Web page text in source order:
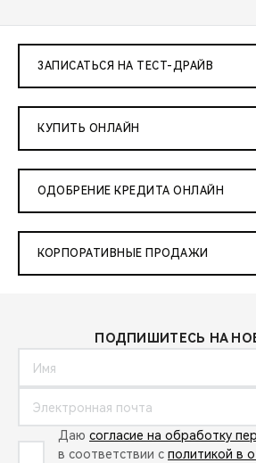
ЗАПИСАТЬСЯ НА ТЕСТ-ДРАЙВ
КУПИТЬ ОНЛАЙН
ОДОБРЕНИЕ КРЕДИТА ОНЛАЙН
КОРПОРАТИВНЫЕ ПРОДАЖИ
ПОДПИШИТЕСЬ НА
Даю согласие на обработку
в соответствии с политикой в